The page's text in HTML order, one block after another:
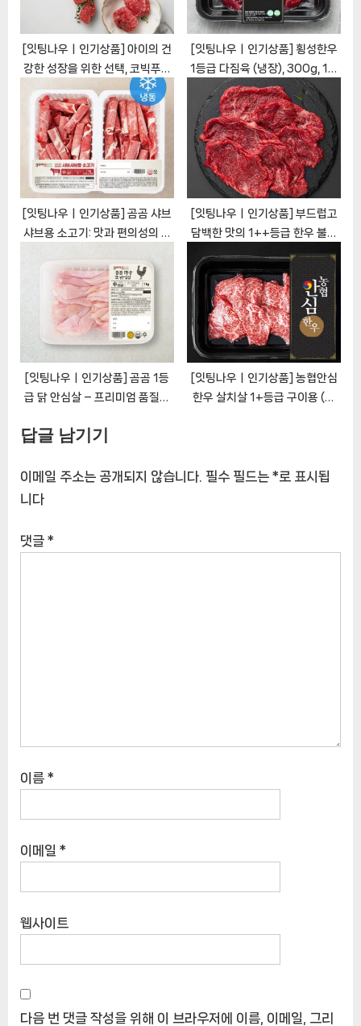
[잇팅나우ㅣ인기상품] 아이의 건
강한 성장을 위한 선택, 코빅푸드
호주산 소고기 다짐육 이유식용
[EatingNOWㅣ추천상품]
[잇팅나우ㅣ인기상품] 횡성한우
1등급 다짐육 (냉장), 300g, 1개
[EatingNOWㅣ추천상품]
[잇팅나우ㅣ인기상품] 곰곰 샤브
샤브용 소고기: 맛과 편의성의 완
상품]
[잇팅나우ㅣ인기상품] 부드럽고
담백한 맛의 1++등급 한우 불고
기 [EatingNOWㅣ추천상품]
[잇팅나우ㅣ인기상품] 곰곰 1등
급 닭 안심살 – 프리미엄 품질의
천상품]
[잇팅나우ㅣ인기상품] 농협안심
한우 살치살 1+등급 구이용 (냉
답글 남기기
이메일 주소는 공개되지 않습니다. 필수 필드는 *로 표시됩
니다
댓글 *
이름 *
이메일 *
웹사이트
다음 번 댓글 작성을 위해 이 브라우저에 이름, 이메일, 그리